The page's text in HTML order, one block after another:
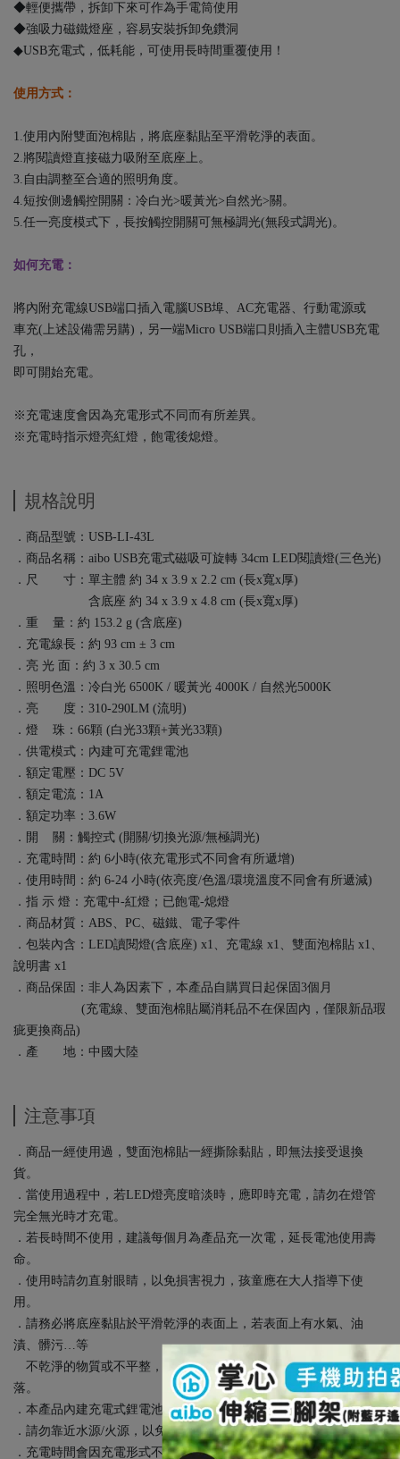
◆輕便攜帶，拆卸下來可作為手電筒使用
◆強吸力磁鐵燈座，容易安裝拆卸免鑽洞
◆USB充電式，低耗能，可使用長時間重覆使用！
使用方式：
1.使用內附雙面泡棉貼，將底座黏貼至平滑乾淨的表面。
2.將閱讀燈直接磁力吸附至底座上。
3.自由調整至合適的照明角度。
4.短按側邊觸控開關：冷白光>暖黃光>自然光>關。
5.任一亮度模式下，長按觸控開關可無極調光(無段式調光)。
如何充電：
將內附充電線USB端口插入電腦USB埠、AC充電器、行動電源或
車充(上述設備需另購)，另一端Micro USB端口則插入主體USB充電
孔，
即可開始充電。
※充電速度會因為充電形式不同而有所差異。
※充電時指示燈亮紅燈，飽電後熄燈。
規格說明
．商品型號：USB-LI-43L
．商品名稱：aibo USB充電式磁吸可旋轉 34cm LED閱讀燈(三色光)
．尺 寸：單主體 約 34 x 3.9 x 2.2 cm (長x寬x厚)
含底座 約 34 x 3.9 x 4.8 cm (長x寬x厚)
．重 量：約 153.2 g (含底座)
．充電線長：約 93 cm ± 3 cm
．亮 光 面：約 3 x 30.5 cm
．照明色溫：冷白光 6500K / 暖黃光 4000K / 自然光5000K
．亮 度：310-290LM (流明)
．燈 珠：66顆 (白光33顆+黃光33顆)
．供電模式：內建可充電鋰電池
．額定電壓：DC 5V
．額定電流：1A
．額定功率：3.6W
．開 關：觸控式 (開關/切換光源/無極調光)
．充電時間：約 6小時(依充電形式不同會有所遞增)
．使用時間：約 6-24 小時(依亮度/色溫/環境溫度不同會有所遞減)
．指 示 燈：充電中-紅燈；已飽電-熄燈
．商品材質：ABS、PC、磁鐵、電子零件
．包裝內含：LED讀閱燈(含底座) x1、充電線 x1、雙面泡棉貼 x1、
說明書 x1
．商品保固：非人為因素下，本產品自購買日起保固3個月
(充電線、雙面泡棉貼屬消耗品不在保固內，僅限新品瑕
疵更換商品)
．產 地：中國大陸
注意事項
．商品一經使用過，雙面泡棉貼一經撕除黏貼，即無法接受退換
貨。
．當使用過程中，若LED燈亮度暗淡時，應即時充電，請勿在燈管
完全無光時才充電。
．若長時間不使用，建議每個月為產品充一次電，延長電池使用壽
命。
．使用時請勿直射眼睛，以免損害視力，孩童應在大人指導下使
用。
．請務必將底座黏貼於平滑乾淨的表面上，若表面上有水氣、油
漬、髒污…等
不乾淨的物質或不平整，恐會導致無法黏貼牢固而造成底座掉
落。
．本產品內建充電式鋰電池，請勿自行拆解，以免損壞產品。
．請勿靠近水源/火源，以免造主體損傷。
．充電時間會因充電形式不同(充電器、USB輸出…等)，而有所遞